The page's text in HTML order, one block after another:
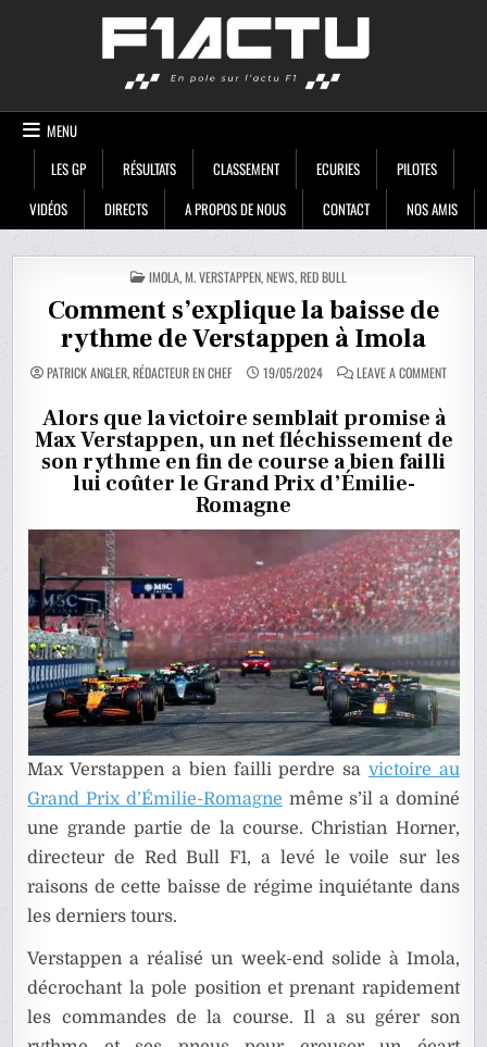
MENU
LES GP
RÉSULTATS CLASSEMENT ECURIES
PILOTES
VIDÉOS
DIRECTS A PROPOS DE NOUS CONTACT NOS AMIS
POSTED
IN
IMOLA,M. VERSTAPPEN,NEWS,RED BULL
Comment s’explique la baisse de
rythme de Verstappen à Imola
PATRICK ANGLER, RÉDACTEUR EN CHEF 19/05/2024 LEAVE A COMMENTON
BAISSE
DE
RYTHME
Alors que la victoire semblait promise à
Max Verstappen, un net fléchissement de
son rythme en fin de course a bien failli
lui coûter le Grand Prix d’Émilie-
Romagne
Max Verstappen a bien failli perdre sa victoire au
Grand Prix d’Émilie-Romagne même s’il a dominé
une grande partie de la course. Christian Horner,
directeur de Red Bull F1, a levé le voile sur les
raisons de cette baisse de régime inquiétante dans
les derniers tours.
Verstappen a réalisé un week-end solide à Imola,
décrochant la pole position et prenant rapidement
les commandes de la course. Il a su gérer son